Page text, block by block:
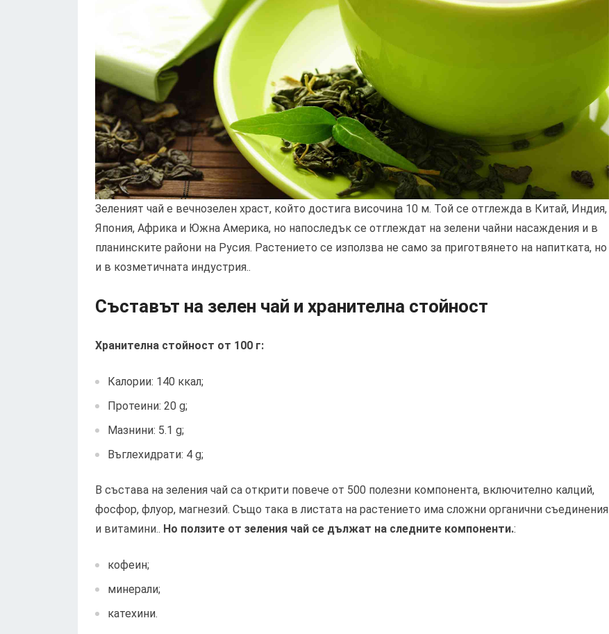
Зеленият чай е вечнозелен храст, който достига височина 10 м. Той се отглежда в Китай, Индия,
Япония, Африка и Южна Америка, но напоследък се отглеждат на зелени чайни насаждения и в
планинските райони на Русия. Растението се използва не само за приготвянето на напитката, но
и в козметичната индустрия..
Съставът на зелен чай и хранителна стойност
Хранителна стойност от 100 г:
Калории: 140 ккал;
Протеини: 20 g;
Мазнини: 5.1 g;
Въглехидрати: 4 g;
В състава на зеления чай са открити повече от 500 полезни компонента, включително калций,
фосфор, флуор, магнезий. Също така в листата на растението има сложни органични съединения
и витамини.. Но ползите от зеления чай се дължат на следните компоненти.:
кофеин;
минерали;
катехини.